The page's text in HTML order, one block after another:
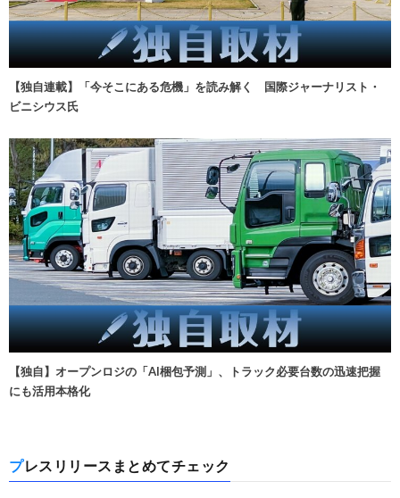
【独自連載】「今そこにある危機」を読み解く 国際ジャーナリスト・
ビニシウス氏
【独自】オープンロジの「AI梱包予測」、トラック必要台数の迅速把握
にも活用本格化
プレスリリースまとめてチェック